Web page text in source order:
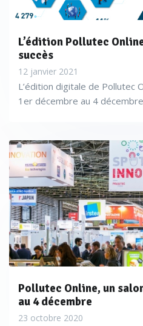
L’édition Pollutec
succès
12 janvier 2021
L’édition digitale de Pollutec
1er décembre au 4
Pollutec Online, un
au 4 décembre
23 octobre 2020